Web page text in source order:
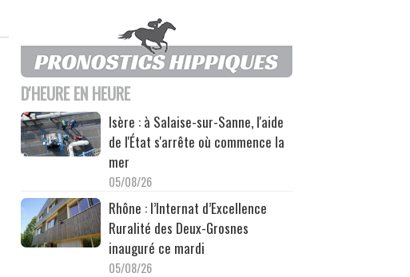
D'HEURE EN HEURE
Isère : à Salaise-sur-Sanne, l'aide
de l'État s'arrête où commence la
mer
05/08/26
Rhône : l’Internat d’Excellence
Ruralité des Deux-Grosnes
inauguré ce mardi
05/08/26